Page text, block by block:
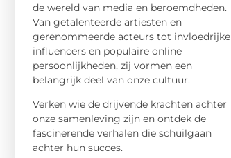
de wereld van media en beroemdheden.
Van getalenteerde artiesten en
gerenommeerde acteurs tot invloedrijke
influencers en populaire online
persoonlijkheden, zij vormen een
belangrijk deel van onze cultuur.
Verken wie de drijvende krachten achter
onze samenleving zijn en ontdek de
fascinerende verhalen die schuilgaan
achter hun succes.